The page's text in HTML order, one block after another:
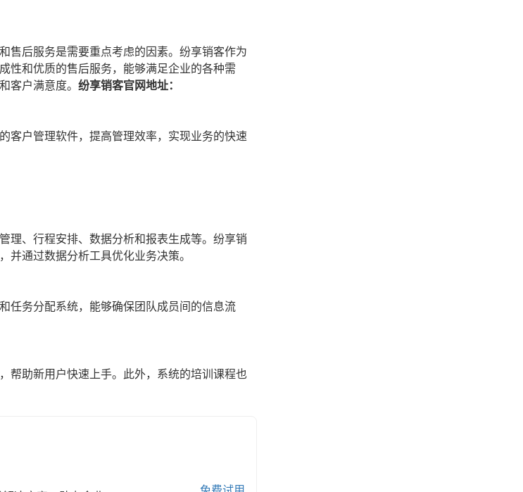
售后服务是需要重点考虑的因素。纷享销客作为
性和优质的售后服务，能够满足企业的各种需
客户满意度。 纷享销客官网地址：
客户管理软件，提高管理效率，实现业务的快速
理、行程安排、数据分析和报表生成等。纷享销
通过数据分析工具优化业务决策。
任务分配系统，能够确保团队成员间的信息流
帮助新用户快速上手。此外，系统的培训课程也